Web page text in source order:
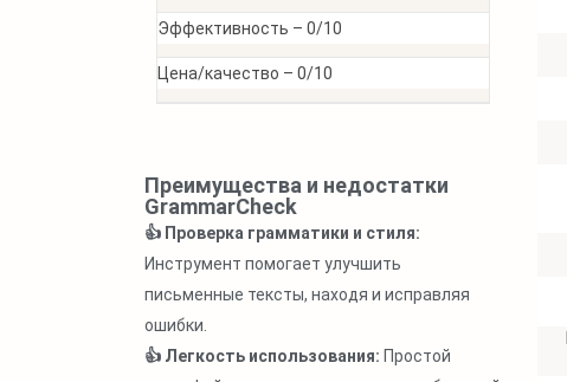
Эффективность – 0/10
Цена/качество – 0/10
Преимущества и недостатки
GrammarCheck
👍 Проверка грамматики и стиля:
Инструмент помогает улучшить
письменные тексты, находя и исправляя
ошибки.
👍 Легкость использования: Простой